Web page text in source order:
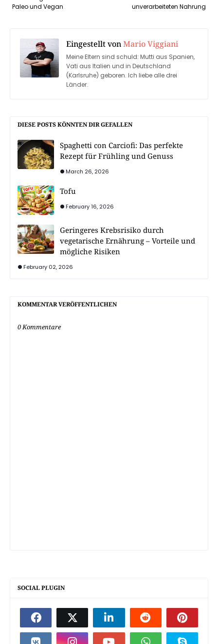
unverarbeiteten Nahrung
Paleo und Vegan
Eingestellt vonMario Viggiani
Meine Eltern sind schuld: Mutti aus Spanien,
Vati aus Italien und in Deutschland
(Karlsruhe) geboren. Ich liebe alle drei
Länder.
DIESE POSTS KÖNNTEN DIR GEFALLEN
Spaghetti con Carciofi: Das perfekte
Rezept für Frühling und Genuss
March 26, 2026
Tofu
February 16, 2026
Geringeres Krebsrisiko durch
vegetarische Ernährung – Vorteile und
mögliche Risiken
February 02, 2026
KOMMENTAR VERÖFFENTLICHEN
0 Kommentare
SOCIAL PLUGIN